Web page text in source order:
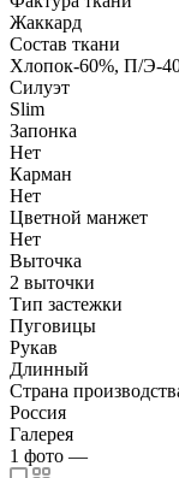
Жаккард
Состав ткани
Хлопок-60%, П/Э-
Силуэт
Slim
Запонка
Нет
Карман
Нет
Цветной манжет
Нет
Выточка
2 выточки
Тип застежки
Пуговицы
Рукав
Длинный
Страна
Россия
Галерея
1 фото —